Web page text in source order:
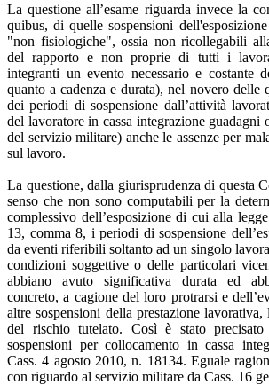
La questione all’esame riguarda invece la
quibus, di quelle sospensioni
"non fisiologiche", ossia non ricollegabili
del rapporto e non proprie di tutti i
integranti un evento necessario e costante
quanto a cadenza e durata), nel novero delle
dei periodi di sospensione dall’attività
del lavoratore in cassa integrazione
del servizio militare) anche le assenze per
sul lavoro.
La questione, dalla giurisprudenza di questa
senso che non sono computabili per la
complessivo dell’esposizione di cui alla
13, comma 8, i periodi di sospensione
da eventi riferibili soltanto ad un singolo
condizioni soggettive o delle particolari
abbiano avuto significativa durata ed
concreto, a cagione del loro protrarsi e
altre sospensioni della prestazione
del rischio tutelato. Così è stato
sospensioni per collocamento in cassa
Cass. 4 agosto 2010, n. 18134. Eguale
con riguardo al servizio militare da Cass. 16